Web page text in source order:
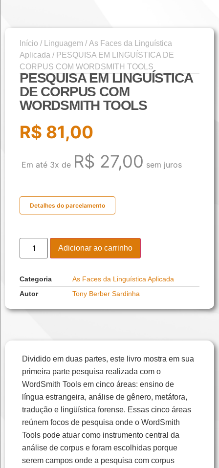
Início / Linguagem /As Faces da Linguística
Aplicada / PESQUISA EM LINGUÍSTICA DE
CORPUS COM WORDSMITH TOOLS
PESQUISA EM LINGUÍSTICA
DE CORPUS COM
WORDSMITH TOOLS
R$ 81,00
Em até 3x de R$ 27,00 sem juros
Detalhes do parcelamento
Adicionar ao carrinho
Categoria
As Faces da Linguística Aplicada
Autor
Tony Berber Sardinha
Dividido em duas partes, este livro mostra em sua
primeira parte pesquisa realizada com o
WordSmith Tools em cinco áreas: ensino de
língua estrangeira, análise de gênero, metáfora,
tradução e lingüística forense. Essas cinco áreas
reúnem focos de pesquisa onde o WordSmith
Tools pode atuar como instrumento central da
análise de corpus e foram escolhidas porque
serem campos onde a pesquisa com corpus